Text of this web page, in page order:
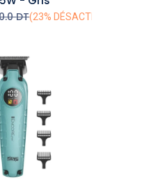
DT(23% DÉSACTIVÉ)